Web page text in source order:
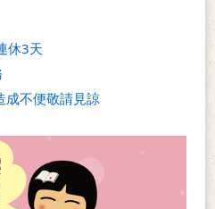
休3天
成不便敬請見諒